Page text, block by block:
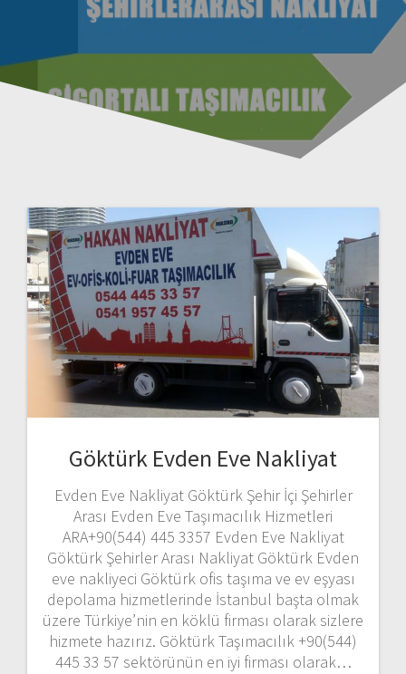
Göktürk Evden Eve Nakliyat
Evden Eve Nakliyat Göktürk Şehir İçi Şehirler
Arası Evden Eve Taşımacılık Hizmetleri
ARA+90(544) 445 3357 Evden Eve Nakliyat
Göktürk Şehirler Arası Nakliyat Göktürk Evden
eve nakliyeci Göktürk ofis taşıma ve ev eşyası
depolama hizmetlerinde İstanbul başta olmak
üzere Türkiye’nin en köklü firması olarak sizlere
hizmete hazırız. Göktürk Taşımacılık +90(544)
445 33 57 sektörünün en iyi firması olarak…